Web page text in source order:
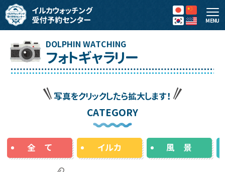
MENU
フォトギャラリー
写真をクリックしたら拡大します！
CATEGORY
全 て イルカ 風 景